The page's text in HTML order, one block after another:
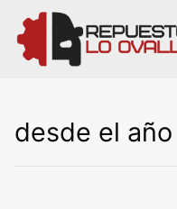
contenido
desde el año